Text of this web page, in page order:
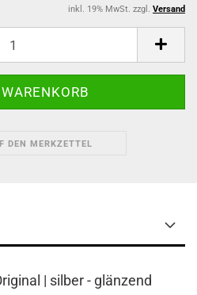
inkl. 19% MwSt. zzgl. Versand
DEN MERKZETTEL
| silber - glänzend